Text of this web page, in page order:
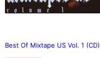
Best Of Mixtape US Vol. 1 (CD)